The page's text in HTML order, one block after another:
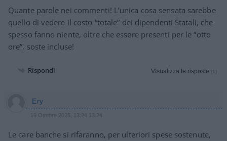
Quante parole nei commenti! L’unica cosa sensata sarebbe
quello di vedere il costo “totale” dei dipendenti Statali, che
spesso fanno niente, oltre che essere presenti per le “otto
ore”, soste incluse!
Rispondi VIsualizza le risposte (1)
Ery
19 Ottobre 2025, 13:24 13:24
Le care banche si rifaranno, per ulteriori spese sostenute,